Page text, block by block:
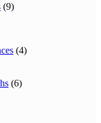
(9)
(4)
(6)